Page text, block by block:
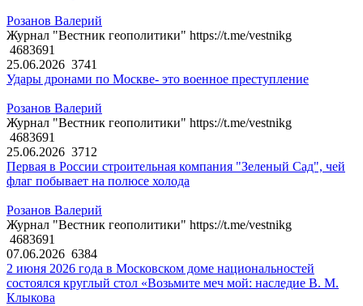
Розанов Валерий
Журнал "Вестник геополитики" https://t.me/vestnikg
4683691
25.06.2026 3741
Удары дронами по Москве- это военное преступление
Розанов Валерий
Журнал "Вестник геополитики" https://t.me/vestnikg
4683691
25.06.2026 3712
Первая в России строительная компания "Зеленый Сад", чей
флаг побывает на полюсе холода
Розанов Валерий
Журнал "Вестник геополитики" https://t.me/vestnikg
4683691
07.06.2026 6384
2 июня 2026 года в Московском доме национальностей
состоялся круглый стол «Возьмите меч мой: наследие В. М.
Клыкова